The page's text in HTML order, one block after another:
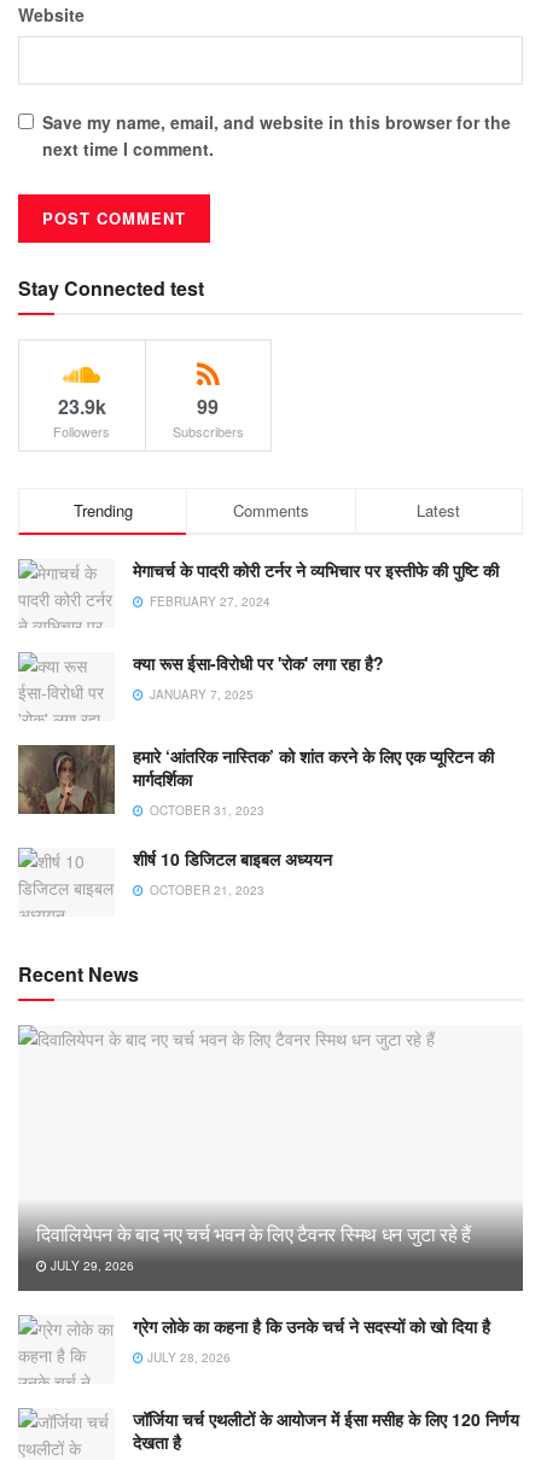
Website
Save my name, email, and website in this browser for the
next time I comment.
Stay Connected test
23.9k
Followers
99
Subscribers
Trending Comments Latest
मेगाचर्च के पादरी कोरी टर्नर ने व्यभिचार पर इस्तीफे की पुष्टि की
FEBRUARY 27, 2024
क्या रूस ईसा-विरोधी पर 'रोक' लगा रहा है?
JANUARY 7, 2025
हमारे ‘आंतरिक नास्तिक’ को शांत करने के लिए एक प्यूरिटन की
मार्गदर्शिका
OCTOBER 31, 2023
शीर्ष 10 डिजिटल बाइबल अध्ययन
OCTOBER 21, 2023
Recent News
दिवालियेपन के बाद नए चर्च भवन के लिए टैवनर स्मिथ धन जुटा रहे हैं
JULY 29, 2026
ग्रेग लोके का कहना है कि उनके चर्च ने सदस्यों को खो दिया है
JULY 28, 2026
जॉर्जिया चर्च एथलीटों के आयोजन में ईसा मसीह के लिए 120 निर्णय
देखता है